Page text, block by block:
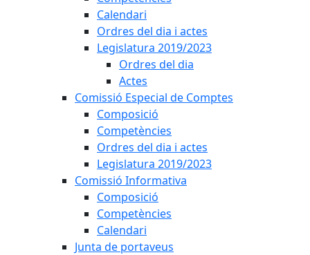
Calendari
Ordres del dia i actes
Legislatura 2019/2023
Ordres del dia
Actes
Comissió Especial de Comptes
Composició
Competències
Ordres del dia i actes
Legislatura 2019/2023
Comissió Informativa
Composició
Competències
Calendari
Junta de portaveus